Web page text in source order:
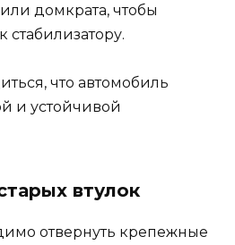
домкрата, чтобы
стабилизатору.
что автомобиль
и устойчивой
втулок
отвернуть крепежные